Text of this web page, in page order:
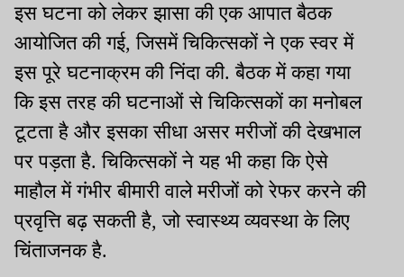
इस घटना को लेकर झासा की एक आपात बैठक
आयोजित की गई, जिसमें चिकित्सकों ने एक स्वर में
इस पूरे घटनाक्रम की निंदा की. बैठक में कहा गया
कि इस तरह की घटनाओं से चिकित्सकों का मनोबल
टूटता है और इसका सीधा असर मरीजों की देखभाल
पर पड़ता है. चिकित्सकों ने यह भी कहा कि ऐसे
माहौल में गंभीर बीमारी वाले मरीजों को रेफर करने की
प्रवृत्ति बढ़ सकती है, जो स्वास्थ्य व्यवस्था के लिए
चिंताजनक है.